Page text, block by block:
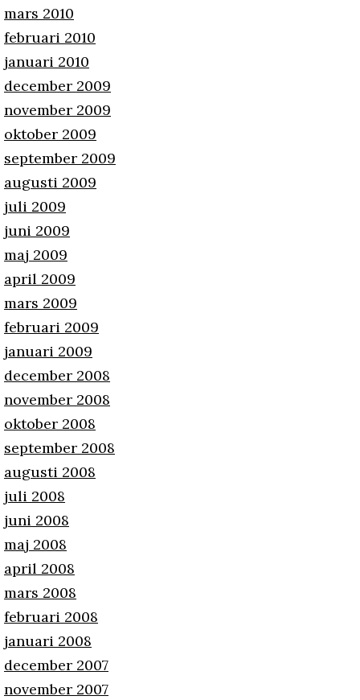
mars 2010
februari 2010
januari 2010
december 2009
november 2009
oktober 2009
september 2009
augusti 2009
juli 2009
juni 2009
maj 2009
april 2009
mars 2009
februari 2009
januari 2009
december 2008
november 2008
oktober 2008
september 2008
augusti 2008
juli 2008
juni 2008
maj 2008
april 2008
mars 2008
februari 2008
januari 2008
december 2007
november 2007